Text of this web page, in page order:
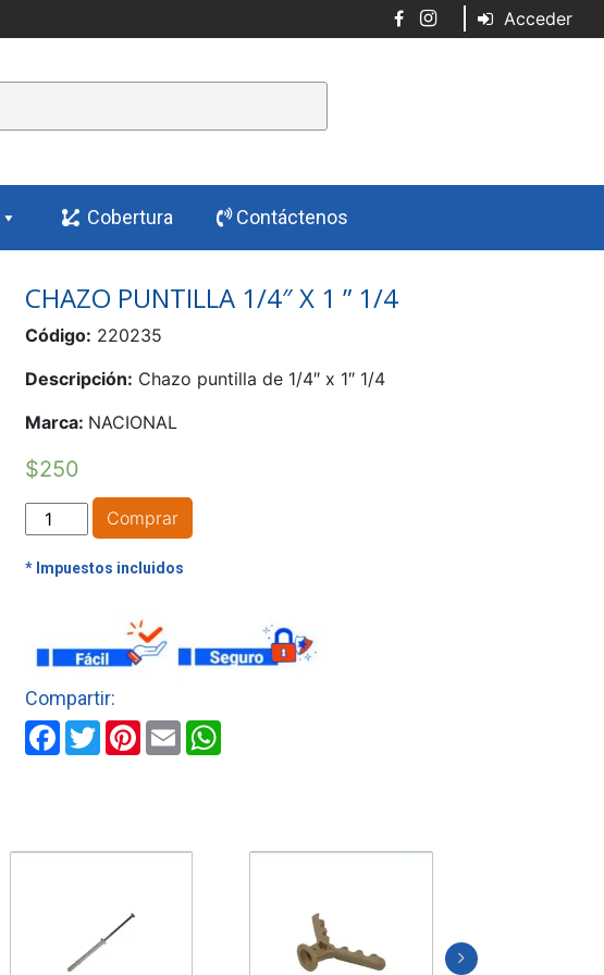
Acceder
Cobertura Contáctenos
CHAZO PUNTILLA 1/4″ X 1 ” 1/4
Código: 220235
Descripción: Chazo puntilla de 1/4″ x 1″ 1/4
Marca: NACIONAL
$250
CHAZO
PUNTILLA
1/4"
1/4
cantidad
Comprar
Facebook
TwitterPinterest
Email